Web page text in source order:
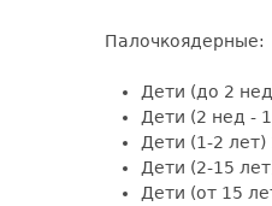
Палочкоядерные:
Дети (до 2
Дети (2 нед -
Дети (1-2 лет)
Дети (2-15
Дети (от 15